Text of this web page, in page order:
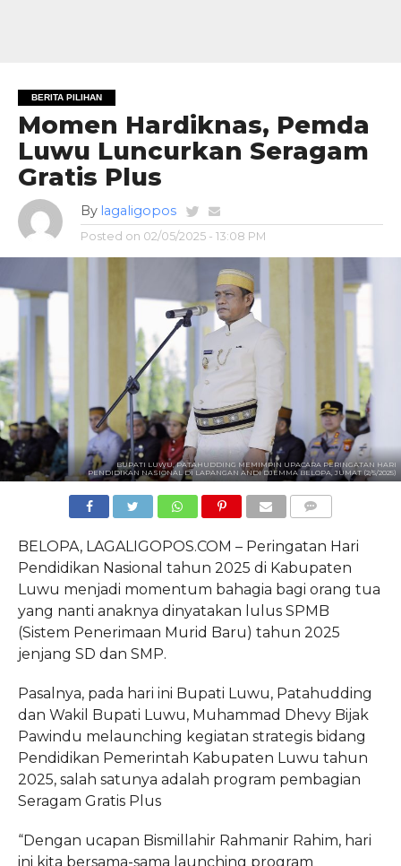
BERITA PILIHAN
Momen Hardiknas, Pemda
Luwu Luncurkan Seragam
Gratis Plus
By lagaligopos
Posted on 02/05/2025 - 13:08 PM
BUPATI LUWU, PATAHUDDING MEMIMPIN UPACARA PERINGATAN HARI
PENDIDIKAN NASIONAL DI LAPANGAN ANDI DJEMMA BELOPA, JUMAT (2/5/2025)
BELOPA, LAGALIGOPOS.COM – Peringatan Hari
Pendidikan Nasional tahun 2025 di Kabupaten
Luwu menjadi momentum bahagia bagi orang tua
yang nanti anaknya dinyatakan lulus SPMB
(Sistem Penerimaan Murid Baru) tahun 2025
jenjang SD dan SMP.
Pasalnya, pada hari ini Bupati Luwu, Patahudding
dan Wakil Bupati Luwu, Muhammad Dhevy Bijak
Pawindu melaunching kegiatan strategis bidang
Pendidikan Pemerintah Kabupaten Luwu tahun
2025, salah satunya adalah program pembagian
Seragam Gratis Plus
“Dengan ucapan Bismillahir Rahmanir Rahim, hari
ini kita bersama-sama launching program